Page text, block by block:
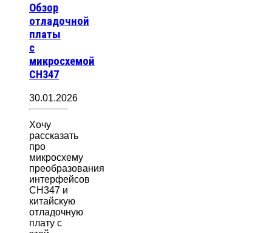
Обзор
отладочной
платы
с
микросхемой
CH347
30.01.2026
Хочу
рассказать
про
микросхему
преобразования
интерфейсов
CH347 и
китайскую
отладочную
плату с